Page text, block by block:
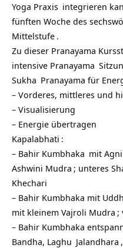
Yoga Praxis integrieren
fünften Woche des
Mittelstufe .
Zu dieser Pranayama
intensive Pranayama
Sukha Pranayama für
– Vorderes, mittleres und
– Visualisierung
– Energie übertragen
Kapalabhati :
– Bahir Kumbhaka mit
Ashwini Mudra ; unteres
Khechari
– Bahir Kumbhaka mit
mit kleinem Vajroli Mudra ;
– Bahir Kumbhaka
Bandha, Laghu Jalandhara